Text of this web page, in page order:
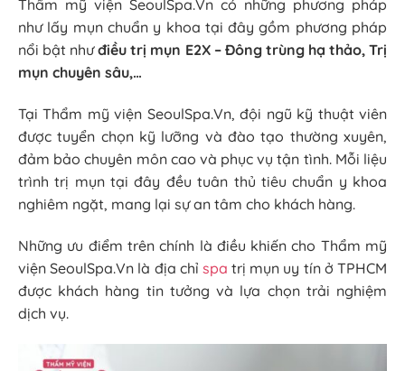
Thẩm mỹ viện SeoulSpa.Vn có những phương pháp
như lấy mụn chuẩn y khoa tại đây gồm phương pháp
nổi bật nhưđiều trị mụn E2X – Đông trùng hạ thảo, Trị
mụn chuyên sâu,…
Tại Thẩm mỹ viện SeoulSpa.Vn, đội ngũ kỹ thuật viên
được tuyển chọn kỹ lưỡng và đào tạo thường xuyên,
đảm bảo chuyên môn cao và phục vụ tận tình. Mỗi liệu
trình trị mụn tại đây đều tuân thủ tiêu chuẩn y khoa
nghiêm ngặt, mang lại sự an tâm cho khách hàng.
Những ưu điểm trên chính là điều khiến cho Thẩm mỹ
viện SeoulSpa.Vn là địa chỉ spa trị mụn uy tín ở TPHCM
được khách hàng tin tưởng và lựa chọn trải nghiệm
dịch vụ.